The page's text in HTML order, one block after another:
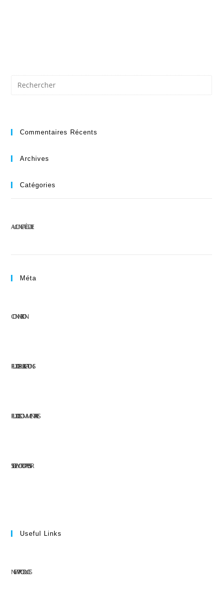
Commentaires Récents
Archives
Catégories
AUCUNE CATÉGORIE
Méta
CONNEXION
FLUX DES PUBLICATIONS
FLUX DES COMMENTAIRES
SITE DE WORDPRESS-FR
Useful Links
NEW PRODUCTS